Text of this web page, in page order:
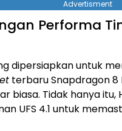
Advertisment
Performa
dipersiapkan untuk
terbaru Snapdragon 8
biasa. Tidak hanya itu,
UFS 4.1 untuk